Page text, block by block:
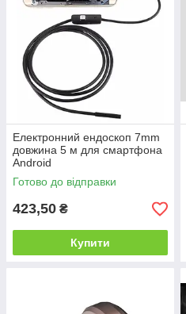
Електронний ендоскоп 7mm
довжина 5 м для смартфона
Android
Готово до відправки
423,50 ₴
Купити